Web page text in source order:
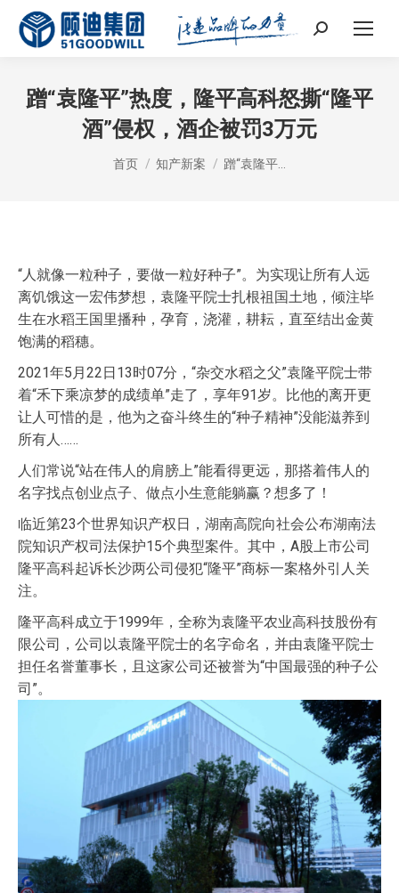
Search:
蹭“袁隆平”热度，隆平高科怒撕“隆平
酒”侵权，酒企被罚3万元
您在这里：
首页 知产新案 蹭“袁隆平…
“人就像一粒种子，要做一粒好种子”。为实现让所有人远
离饥饿这一宏伟梦想，袁隆平院士扎根祖国土地，倾注毕
生在水稻王国里播种，孕育，浇灌，耕耘，直至结出金黄
饱满的稻穗。
2021年5月22日13时07分，“杂交水稻之父”袁隆平院士带
着“禾下乘凉梦的成绩单”走了，享年91岁。比他的离开更
让人可惜的是，他为之奋斗终生的“种子精神”没能滋养到
所有人……
人们常说“站在伟人的肩膀上”能看得更远，那搭着伟人的
名字找点创业点子、做点小生意能躺赢？想多了！
临近第23个世界知识产权日，湖南高院向社会公布湖南法
院知识产权司法保护15个典型案件。其中，A股上市公司
隆平高科起诉长沙两公司侵犯“隆平”商标一案格外引人关
注。
隆平高科成立于1999年，全称为袁隆平农业高科技股份有
限公司，公司以袁隆平院士的名字命名，并由袁隆平院士
担任名誉董事长，且这家公司还被誉为“中国最强的种子公
司”。